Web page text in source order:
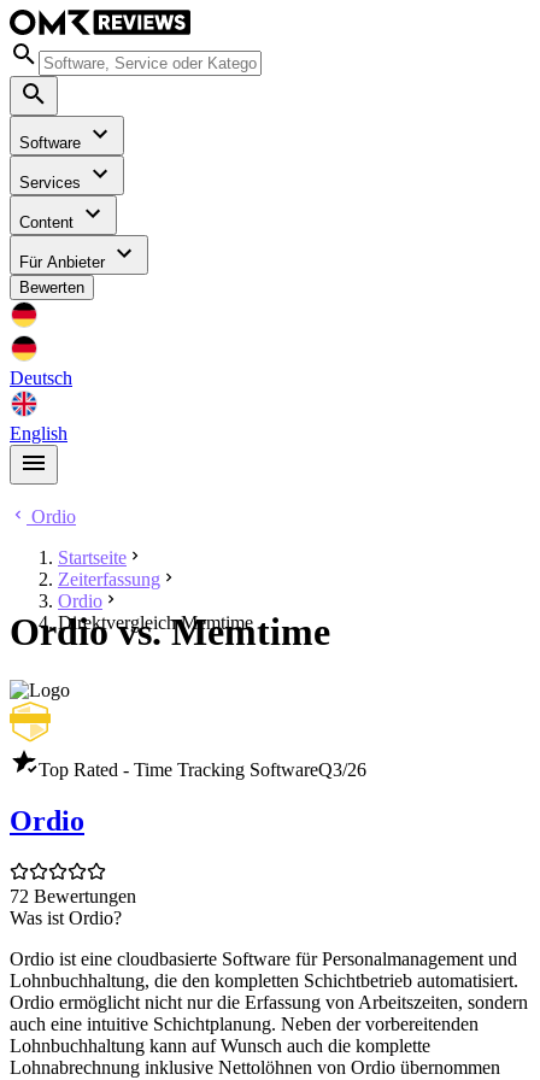
Software
Services
Content
Für Anbieter
Bewerten
Deutsch
English
Ordio
Startseite
Zeiterfassung
Ordio
Direktvergleich Memtime
Ordio vs. Memtime
Top Rated - Time Tracking SoftwareQ3/26
Ordio
72 Bewertungen
Was ist Ordio?
Ordio ist eine cloudbasierte Software für Personalmanagement und
Lohnbuchhaltung, die den kompletten Schichtbetrieb automatisiert.
Ordio ermöglicht nicht nur die Erfassung von Arbeitszeiten, sondern
auch eine intuitive Schichtplanung. Neben der vorbereitenden
Lohnbuchhaltung kann auf Wunsch auch die komplette
Lohnabrechnung inklusive Nettolöhnen von Ordio übernommen